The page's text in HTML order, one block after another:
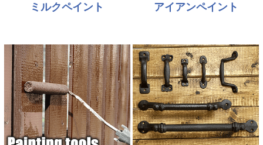
ミルクペイント アイアンペイント